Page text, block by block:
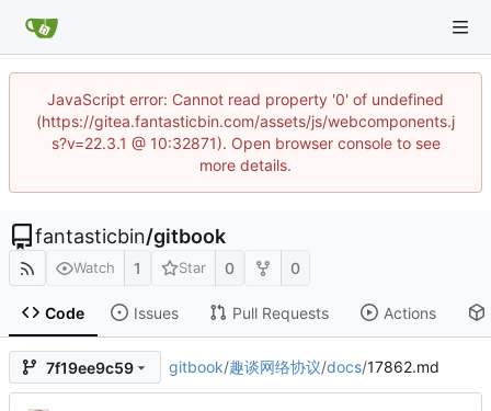
JavaScript error: Cannot read property '0' of undefined
(https://gitea.fantasticbin.com/assets/js/webcomponents.j
s?v=22.3.1 @ 10:32871). Open browser console to see
more details.
fantasticbin/gitbook
Watch 1 Star 0 0
Code Issues Pull Requests Actions
7f19ee9c59 gitbook/趣谈网络协议/docs/17862.md